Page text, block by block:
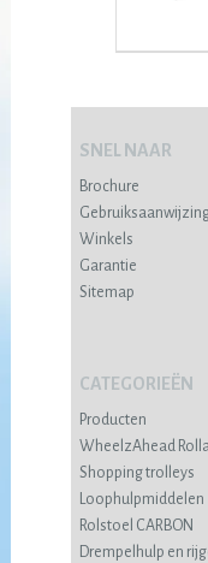
SNEL NAAR
Brochure
Winkels
Garantie
Sitemap
CATEGORIEËN
Producten
WheelzAhead
Shopping trolleys
Loophulpmiddelen
Rolstoel CARBON
Drempelhulp en